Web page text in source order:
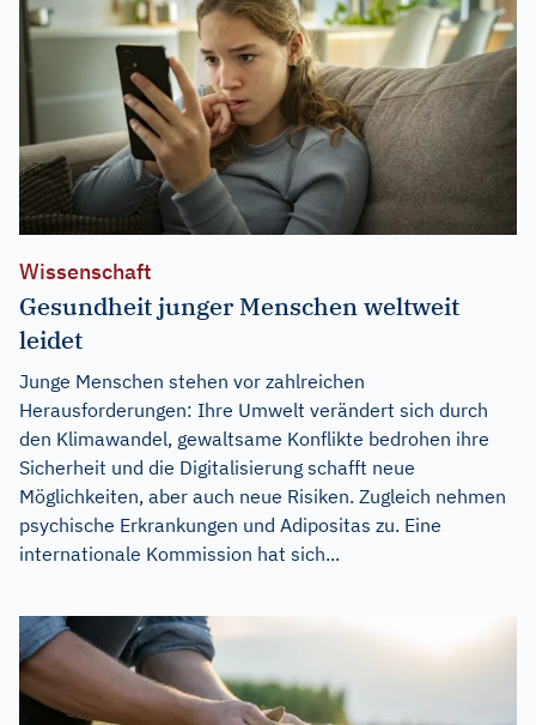
Wissenschaft
Gesundheit junger Menschen weltweit
leidet
Junge Menschen stehen vor zahlreichen
Herausforderungen: Ihre Umwelt verändert sich durch
den Klimawandel, gewaltsame Konflikte bedrohen ihre
Sicherheit und die Digitalisierung schafft neue
Möglichkeiten, aber auch neue Risiken. Zugleich nehmen
psychische Erkrankungen und Adipositas zu. Eine
internationale Kommission hat sich...